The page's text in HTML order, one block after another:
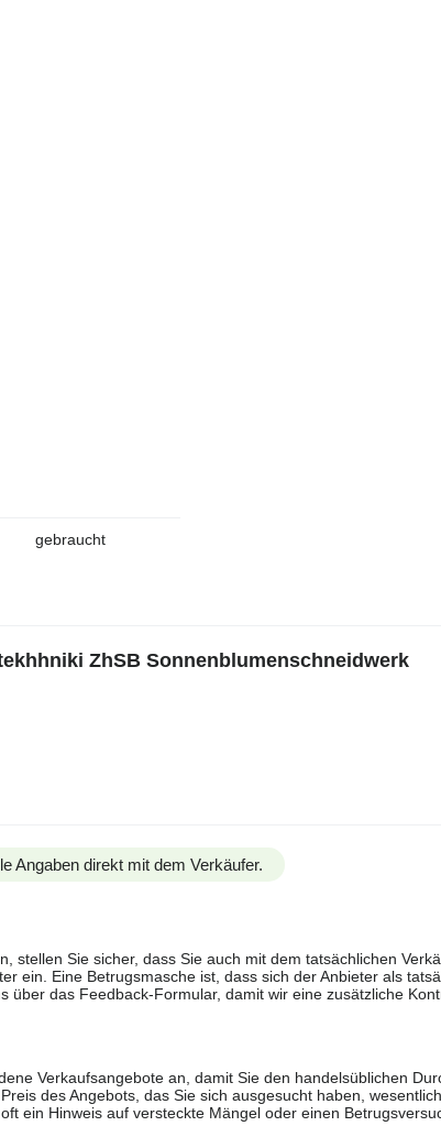
gebraucht
ZhSB Sonnenblumenschneidwerk
Angaben direkt mit dem Verkäufer.
Sie sicher, dass Sie auch mit dem tatsächlichen
ein. Eine Betrugsmasche ist, dass sich der Anbieter als
das Feedback-Formular, damit wir eine zusätzliche
Verkaufsangebote an, damit Sie den handelsüblichen
des Angebots, das Sie sich ausgesucht haben,
ein Hinweis auf versteckte Mängel oder einen